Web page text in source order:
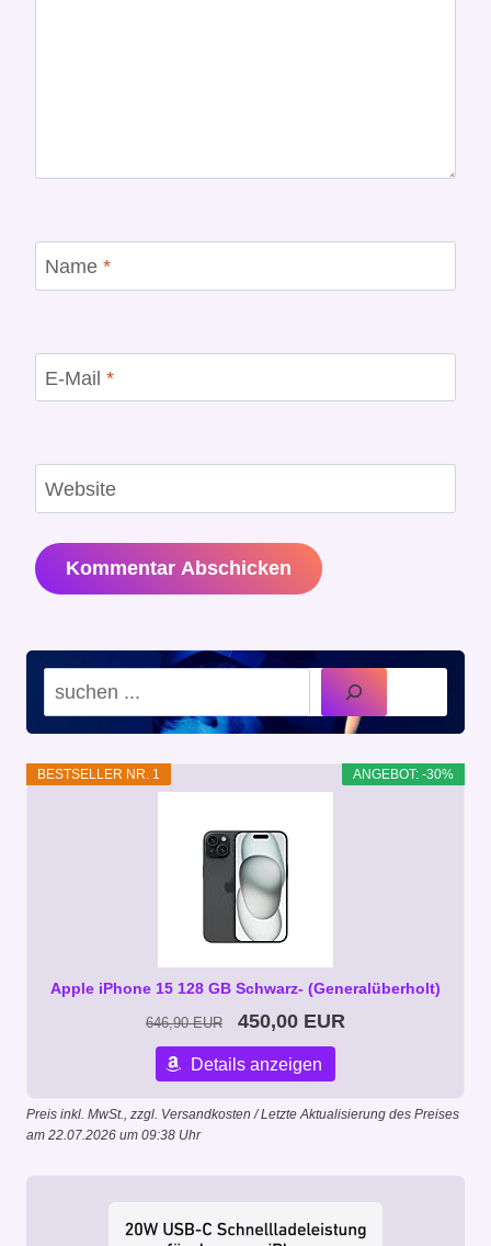
Name *
E-Mail *
Website
Suchen
ANGEBOT: -30%
BESTSELLER NR. 1
Apple iPhone 15 128 GB Schwarz- (Generalüberholt)
646,90 EUR 450,00 EUR
Details anzeigen
Preis inkl. MwSt., zzgl. Versandkosten / Letzte Aktualisierung des Preises
am 22.07.2026 um 09:38 Uhr